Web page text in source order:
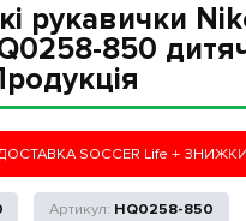
рукавички
850
SOCCER Life +
HQ0258-850